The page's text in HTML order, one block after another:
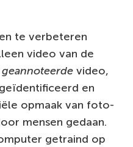
te verbeteren
video van de
geannoteerde video,
en
opmaak van foto-
mensen gedaan.
getraind op